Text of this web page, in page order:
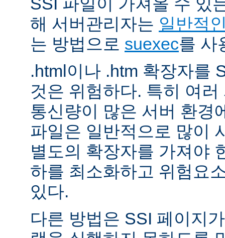
해 서버관리자는 일반적
는 방법으로 suexec를 사
.html이나 .htm 확장자를
것은 위험하다. 특히 여
통신량이 많은 서버 환경
파일은 일반적으로 많이
별도의 확장자를 가져야
하를 최소화하고 위험요
있다.
다른 방법은 SSI 페이지